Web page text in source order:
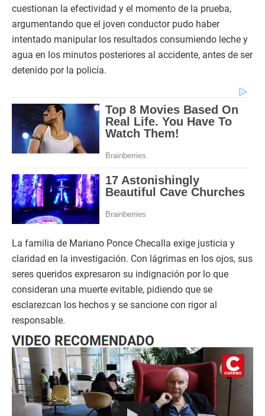
cuestionan la efectividad y el momento de la prueba,
argumentando que el joven conductor pudo haber
intentado manipular los resultados consumiendo leche y
agua en los minutos posteriores al accidente, antes de ser
detenido por la policía.
La familia de Mariano Ponce Checalla exige justicia y
claridad en la investigación. Con lágrimas en los ojos, sus
seres queridos expresaron su indignación por lo que
consideran una muerte evitable, pidiendo que se
esclarezcan los hechos y se sancione con rigor al
responsable.
VIDEO RECOMENDADO